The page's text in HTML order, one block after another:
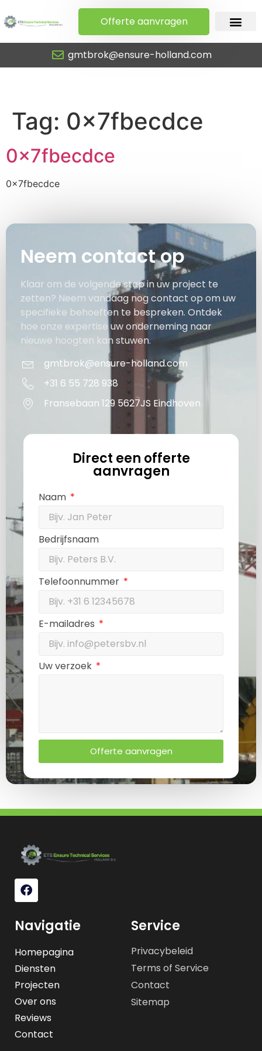
Offerte aanvragen
gmtbrok@ensure-holland.com
Tag: 0x7fbecdce
0x7fbecdce
0x7fbecdce
Neem contact op
Klaar om de volgende stap in uw project te
zetten? Neem vandaag nog contact op om uw
specifieke behoeften te bespreken. Ontdek
hoe onze expertise uw onderneming naar
nieuwe hoogten kan stuwen.
gmtbrok@ensure-holland.com
+31 6 55 728 938
Fransebaan 129 5627JS Eindhoven
Direct een offerte
aanvragen
Naam
Bedrijfsnaam
Telefoonnummer
E-mailadres
Uw verzoek
Offerte aanvragen
Navigatie
Homepagina
Diensten
Projecten
Over ons
Reviews
Contact
Service
Privacybeleid
Terms of Service
Contact
Sitemap